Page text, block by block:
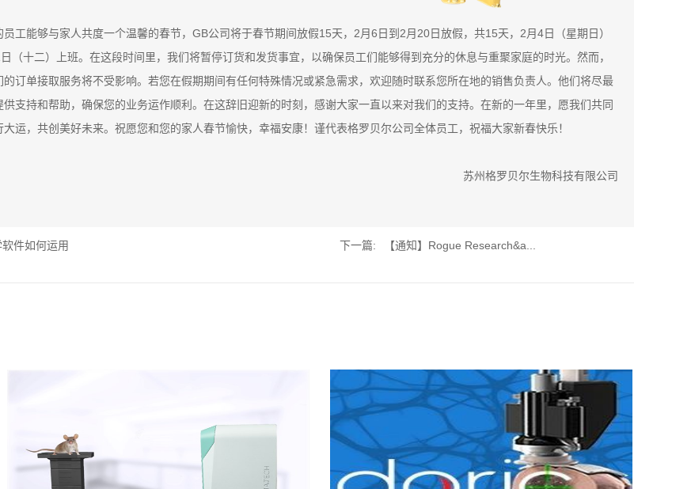
员工能够与家人共度一个温馨的春节，GB公司将于春节期间放假15天，2月6日到2月20日放假，共15天，2月4日（星期日）
（十二）上班。在这段时间里，我们将暂停订货和发货事宜，以确保员工们能够得到充分的休息与重聚家庭的时光。然而，
的订单接取服务将不受影响。若您在假期期间有任何特殊情况或紧急需求，欢迎随时联系您所在地的销售负责人。他们将尽最
供支持和帮助，确保您的业务运作顺利。在这辞旧迎新的时刻，感谢大家一直以来对我们的支持。在新的一年里，愿我们共同
运，共创美好未来。祝愿您和您的家人春节愉快，幸福安康！谨代表格罗贝尔公司全体员工，祝福大家新春快乐！
苏州格罗贝尔生物科技有限公司
件如何运用 下一篇: 【通知】Rogue Research&a...